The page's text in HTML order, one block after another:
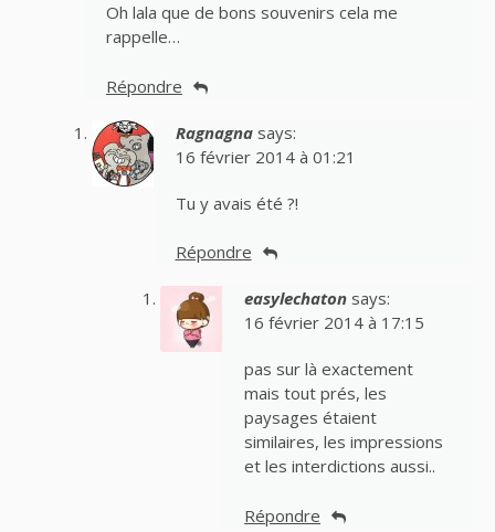
Oh lala que de bons souvenirs cela me
rappelle…
Répondre
Ragnagna says:
16 février 2014 à 01:21
Tu y avais été ?!
Répondre
easylechaton says:
16 février 2014 à 17:15
pas sur là exactement
mais tout prés, les
paysages étaient
similaires, les impressions
et les interdictions aussi..
Répondre